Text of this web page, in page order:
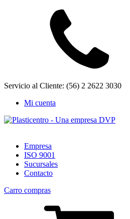
Servicio al Cliente: (56) 2 2622 3030
Mi cuenta
Empresa
ISO 9001
Sucursales
Contacto
Carro compras